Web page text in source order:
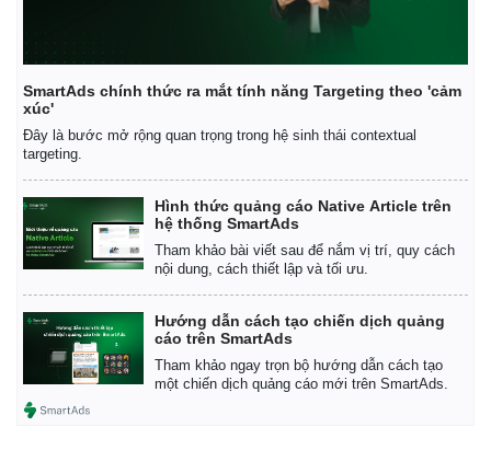
SmartAds chính thức ra mắt tính năng Targeting theo 'cảm
xúc'
Đây là bước mở rộng quan trọng trong hệ sinh thái contextual
targeting.
Hình thức quảng cáo Native Article trên
hệ thống SmartAds
Tham khảo bài viết sau để nắm vị trí, quy cách
nội dung, cách thiết lập và tối ưu.
Hướng dẫn cách tạo chiến dịch quảng
cáo trên SmartAds
Tham khảo ngay trọn bộ hướng dẫn cách tạo
một chiến dịch quảng cáo mới trên SmartAds.